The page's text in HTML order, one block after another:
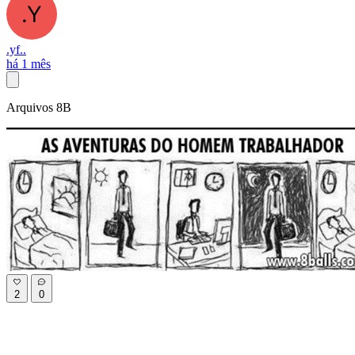
.yf..
há 1 mês
Arquivos 8B
2 0